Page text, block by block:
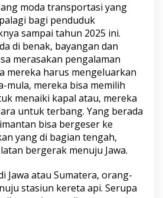
moda transportasi yang
bagi penduduk
sampai tahun 2025 ini.
di benak, bayangan dan
merasakan pengalaman
mereka harus mengeluarkan
mula, mereka bisa memilih
menaiki kapal atau, mereka
untuk terbang. Yang berada
bisa bergeser ke
yang di bagian tengah,
bergerak menuju Jawa.
Jawa atau Sumatera, orang-
stasiun kereta api. Serupa